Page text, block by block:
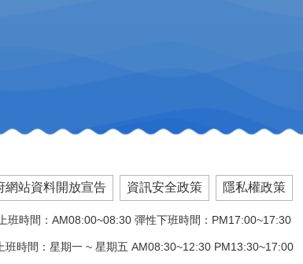
網站資料開放宣告 資訊安全政策 隱私權政策
班時間：AM08:00~08:30 彈性下班時間：PM17:00~17:30
班時間：星期一 ~ 星期五 AM08:30~12:30 PM13:30~17:00